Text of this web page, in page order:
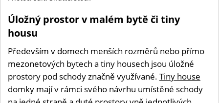
Úložný prostor v malém bytě či tiny
housu
Především v domech menších rozměrů nebo přímo
mezonetových bytech a tiny housech jsou úložné
prostory pod schody značně využívané. Tiny house
domky mají v rámci svého návrhu umístěné schody